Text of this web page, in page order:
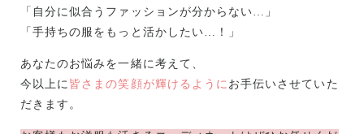
「自分に似合うファッションが分からない…」
「手持ちの服をもっと活かしたい…！」
あなたのお悩みを一緒に考えて、
今以上に 皆さまの笑顔が輝けるように お手伝いさせていた
だきます。